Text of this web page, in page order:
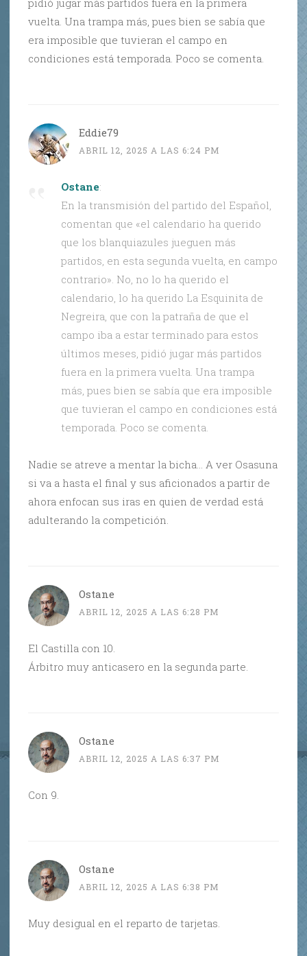
vuelta. Una trampa más, pues bien se sabía que
era imposible que tuvieran el campo en
condiciones está temporada. Poco se comenta.
Eddie79
ABRIL 12, 2025 A LAS 6:24 PM
Ostane:
En la transmisión del partido del Español,
comentan que «el calendario ha querido
que los blanquiazules jueguen más
partidos, en esta segunda vuelta, en campo
contrario». No, no lo ha querido el
calendario, lo ha querido La Esquinita de
Negreira, que con la patraña de que el
campo iba a estar terminado para estos
últimos meses, pidió jugar más partidos
fuera en la primera vuelta. Una trampa
más, pues bien se sabía que era imposible
que tuvieran el campo en condiciones está
temporada. Poco se comenta.
Nadie se atreve a mentar la bicha… A ver Osasuna
si va a hasta el final y sus aficionados a partir de
ahora enfocan sus iras en quien de verdad está
adulterando la competición.
Ostane
ABRIL 12, 2025 A LAS 6:28 PM
El Castilla con 10.
Árbitro muy anticasero en la segunda parte.
Ostane
ABRIL 12, 2025 A LAS 6:37 PM
Con 9.
Ostane
ABRIL 12, 2025 A LAS 6:38 PM
Muy desigual en el reparto de tarjetas.